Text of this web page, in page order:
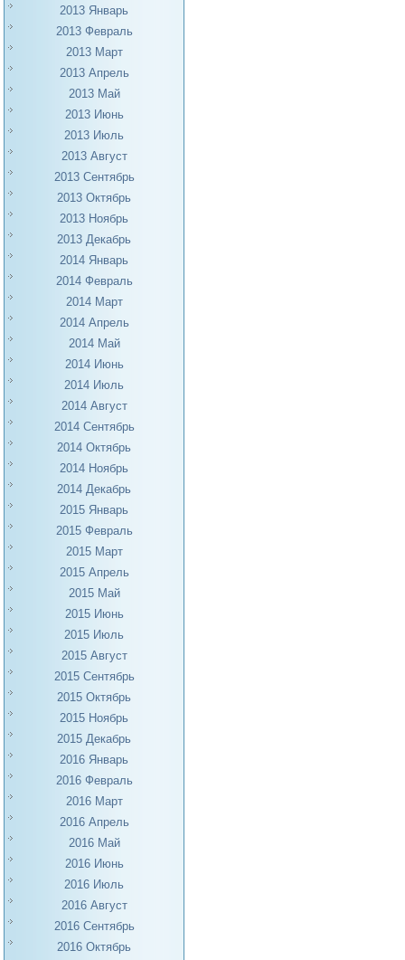
2013 Январь
2013 Февраль
2013 Март
2013 Апрель
2013 Май
2013 Июнь
2013 Июль
2013 Август
2013 Сентябрь
2013 Октябрь
2013 Ноябрь
2013 Декабрь
2014 Январь
2014 Февраль
2014 Март
2014 Апрель
2014 Май
2014 Июнь
2014 Июль
2014 Август
2014 Сентябрь
2014 Октябрь
2014 Ноябрь
2014 Декабрь
2015 Январь
2015 Февраль
2015 Март
2015 Апрель
2015 Май
2015 Июнь
2015 Июль
2015 Август
2015 Сентябрь
2015 Октябрь
2015 Ноябрь
2015 Декабрь
2016 Январь
2016 Февраль
2016 Март
2016 Апрель
2016 Май
2016 Июнь
2016 Июль
2016 Август
2016 Сентябрь
2016 Октябрь